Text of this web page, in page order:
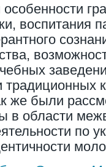
воспитания
традиционных
же были
в области
по